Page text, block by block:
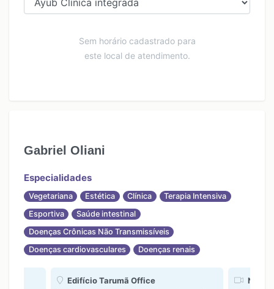
Sem horário cadastrado para
este local de atendimento.
Gabriel Oliani
Especialidades
Vegetariana Estética Clínica
Terapia Intensiva
Esportiva
Saúde intestinal
Doenças Crônicas Não Transmissíveis
Doenças cardiovasculares
Doenças renais
Edifício Tarumã Office